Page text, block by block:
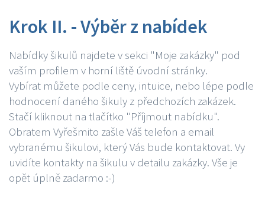
Krok II. - Výběr z nabídek
Nabídky šikulů najdete v sekci "Moje zakázky" pod
vaším profilem v horní liště úvodní stránky.
Vybírat můžete podle ceny, intuice, nebo lépe podle
hodnocení daného šikuly z předchozích zakázek.
Stačí kliknout na tlačítko "Příjmout nabídku".
Obratem Vyřešmito zašle Váš telefon a email
vybranému šikulovi, který Vás bude kontaktovat. Vy
uvidíte kontakty na šikulu v detailu zakázky. Vše je
opět úplně zadarmo :-)